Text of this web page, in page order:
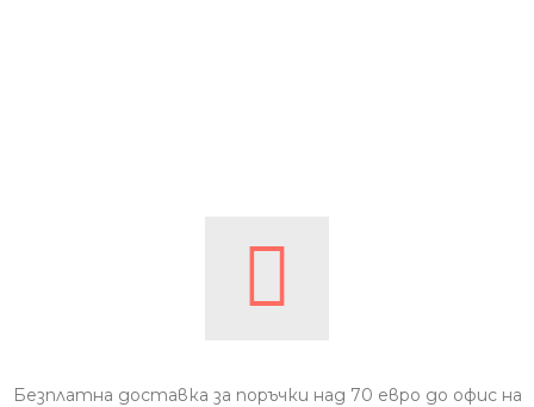
Безплатна доставка за поръчки над 70 евро до офис на